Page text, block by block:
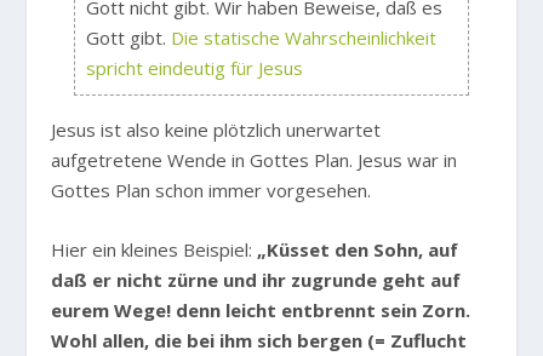
Gott nicht gibt. Wir haben Beweise, daß es
Gott gibt. Die statische Wahrscheinlichkeit
spricht eindeutig für Jesus
Jesus ist also keine plötzlich unerwartet
aufgetretene Wende in Gottes Plan. Jesus war in
Gottes Plan schon immer vorgesehen.
Hier ein kleines Beispiel: „Küsset den Sohn, auf
daß er nicht zürne und ihr zugrunde geht auf
eurem Wege! denn leicht entbrennt sein Zorn.
Wohl allen, die bei ihm sich bergen (= Zuflucht